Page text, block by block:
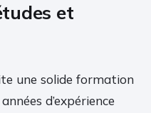
et
une solide formation
d’expérience